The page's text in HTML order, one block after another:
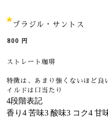
ブラジル・サントス
800 円
ストレート珈琲
特徴は、あまり強くないほど良
イルドは口当たり
4段階表記
香り4 苦味3酸味3 コク4甘